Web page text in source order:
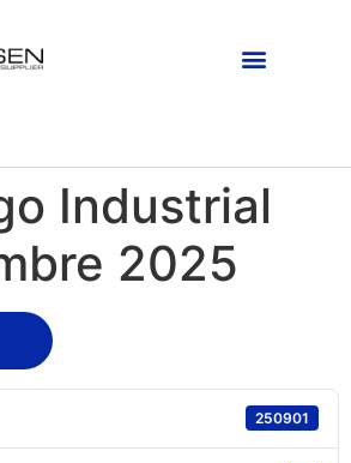
Industrial
2025
250901